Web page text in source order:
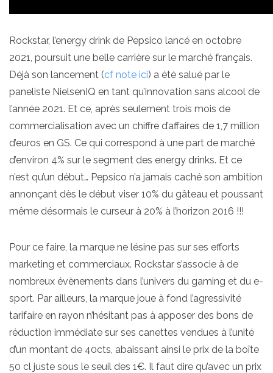
Rockstar, l’energy drink de Pepsico lancé en octobre
2021, poursuit une belle carrière sur le marché français.
Déjà son lancement (cf note ici) a été salué par le
paneliste NielsenIQ en tant qu’innovation sans alcool de
l’année 2021. Et ce, après seulement trois mois de
commercialisation avec un chiffre d’affaires de 1,7 million
d’euros en GS. Ce qui correspond à une part de marché
d’environ 4% sur le segment des energy drinks. Et ce
n’est qu’un début… Pepsico n’a jamais caché son ambition
annonçant dès le début viser 10% du gâteau et poussant
même désormais le curseur à 20% à l’horizon 2016 !!!
Pour ce faire, la marque ne lésine pas sur ses efforts
marketing et commerciaux. Rockstar s’associe à de
nombreux évènements dans l’univers du gaming et du e-
sport. Par ailleurs, la marque joue à fond l’agressivité
tarifaire en rayon n’hésitant pas à apposer des bons de
réduction immédiate sur ses canettes vendues à l’unité
d’un montant de 40cts, abaissant ainsi le prix de la boîte
50 cl juste sous le seuil des 1€. Il faut dire qu’avec un prix